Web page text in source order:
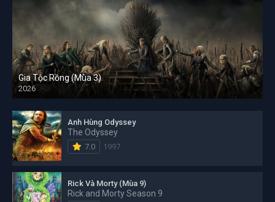
Gia Tộc Rồng (Mùa 3)
2026
Anh Hùng Odyssey
The Odyssey
7.0 1997
Rick Và Morty (Mùa 9)
Rick and Morty Season 9